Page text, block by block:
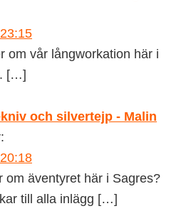
om vår långworkation här i
[…]
och silvertejp - Malin
äventyret här i Sagres?
till alla inlägg […]